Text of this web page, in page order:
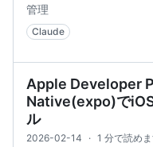
管理
Claude
Apple Developer
Native(expo)で
ル
2026-02-14 · 1 分で読め